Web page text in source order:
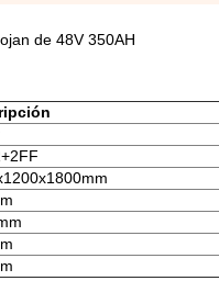
de 48V 350AH